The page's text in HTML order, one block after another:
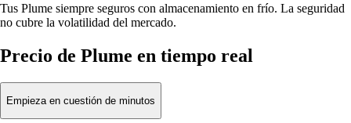
Tus Plume siempre seguros con almacenamiento en frío. La seguridad
no cubre la volatilidad del mercado.
Precio de Plume en tiempo real
Empieza en cuestión de minutos